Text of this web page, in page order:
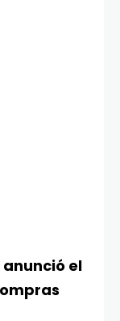
anunció el